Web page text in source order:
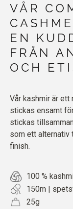
VÅR
EN
FRÅN
OCH
Vår kashmir är
stickas ensamt
stickas
som ett alternativ
finish.
100 %
150m |
25g